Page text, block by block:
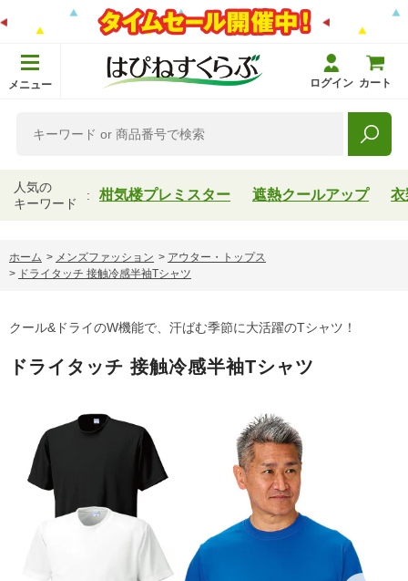
メニュー ログイン カート
人気の
キーワード
柑気楼プレミスター 遮熱クールアップ 衣
ホーム > メンズファッション > アウター・トップス
> ドライタッチ 接触冷感半袖Tシャツ
クール&ドライのW機能で、汗ばむ季節に大活躍のTシャツ！
ドライタッチ 接触冷感半袖Tシャツ